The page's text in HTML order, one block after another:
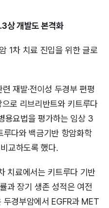
상 개발도 본격화
1차 치료 진입을 위한 글로
재발·전이성 두경부 편평
로 리브리반트와 키트루다
용요법을 평가하는 임상 3
다와 백금기반 항암화학
교하도록 했다.
치료에서는 키트루다 기반
과 장기 생존 성적은 여전
두경부암에서 EGFR과 MET